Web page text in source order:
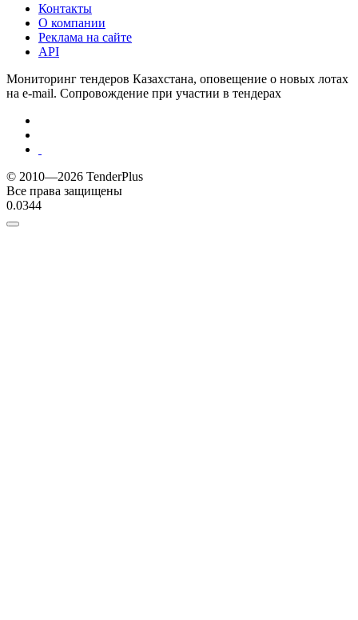
Контакты
О компании
Реклама на сайте
API
Мониторинг тендеров Казахстана, оповещение о новых лотах
на e-mail. Сопровождение при участии в тендерах
© 2010—2026 TenderPlus
Все права защищены
0.0344